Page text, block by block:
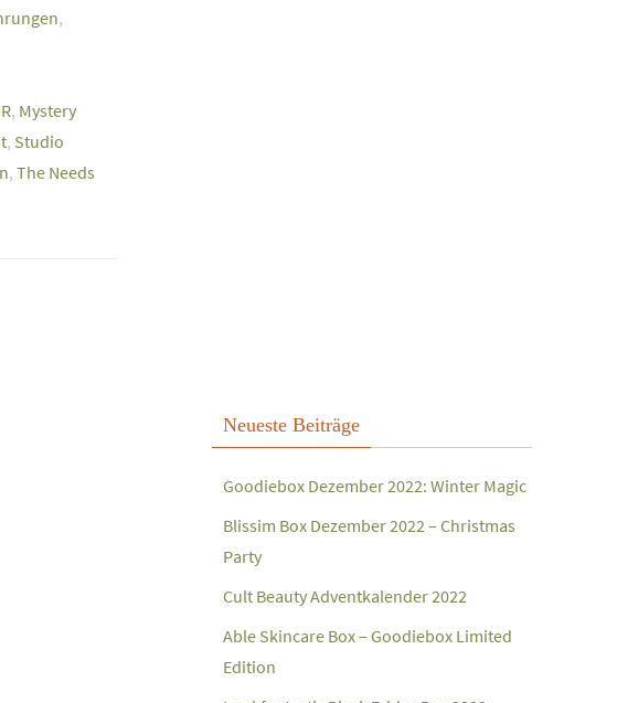
,
, Mystery
, Studio
, The Needs
Neueste Beiträge
Goodiebox Dezember 2022: Winter Magic
Blissim Box Dezember 2022 – Christmas
Party
Cult Beauty Adventkalender 2022
Able Skincare Box – Goodiebox Limited
Edition